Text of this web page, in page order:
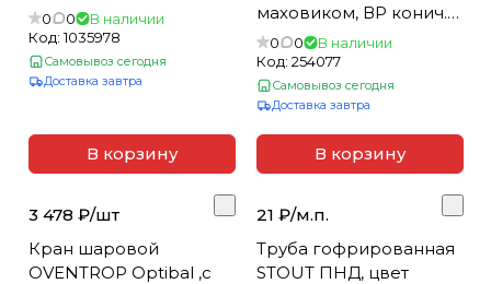
0 0
В наличии
Код:1035978
Самовывоз сегодня
Доставка завтра
В корзину
маховиком, ВР конич.
уплотн. с НГ 3/4 (10)
0 0
В наличии
Код: 254077
Самовывоз сегодня
Доставка завтра
В корзину
3 478 ₽/шт
Кран шаровой
OVENTROP Optibal ,с
21 ₽/м.п.
Труба гофрированная
STOUT ПНД, цвет